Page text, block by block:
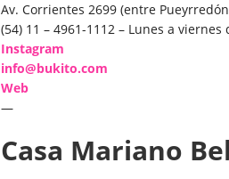
Av. Corrientes 2699 (entre
(54) 11 – 4961-1112 – Lunes a
Instagram
info@bukito.com
Web
—
Casa Mariano